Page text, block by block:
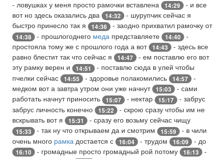
- ловушках у меня просто рамочки вставлена 14:29
- и все
вот но здесь оказались два
14:32
- шурупчик сейчас я
быстро принесло так я
14:36 - заодно прихватил рамочку от
14:38 - прошлогоднего меда представляете 14:40
-
простояла тому же с прошлого года а вот 14:43
- здесь все
равно блестит так что сейчас я
14:47
- ем поставлю его вот
эту рамку верен и
14:51
- поставлю сюда в улей чтобы
пчелки сейчас
14:55 - здоровье полакомились 14:57
-
медком вот а завтра утром они уже начнут 15:03
- сами
работать начнут приносить
15:07 - нектар 15:17
- забрус
забрус личность конечно
15:22
- скрою сразу чтобы им не
вскрывать вот я
15:31 - сразу его возьму сейчас чищу
15:33 - так ну что открываем да и смотрим 15:59
- в чили
очень много рамка достается с 16:04 - трудом 16:09 - до
16:10 - громадные просто громадный рой потому 16:13
-